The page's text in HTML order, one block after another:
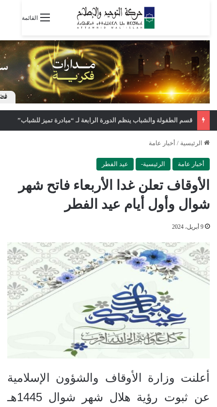
القائمة
قسم الطفولة والشباب ينظم الدورة الرابعة لـ “مبادرة تميز للشباب”
الرئيسية / أخبار عامة
أخبار عامة الرئيسية- عيد الفطر
الأوقاف تعلن غدا الأربعاء فاتح شهر
شوال وأول أيام عيد الفطر
9 أبريل، 2024
أعلنت وزارة الأوقاف والشؤون الإسلامية
عن ثبوت رؤية هلال شهر شوال 1445هـ